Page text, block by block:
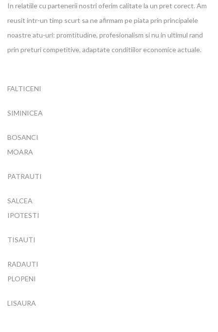
In relatiile cu partenerii nostri oferim calitate la un pret corect. Am
reusit intr-un timp scurt sa ne afirmam pe piata prin principalele
noastre atu-uri: promtitudine, profesionalism si nu in ultimul rand
prin preturi competitive, adaptate conditiilor economice actuale.
FALTICENI
SIMINICEA
BOSANCI
MOARA
PATRAUTI
SALCEA
IPOTESTI
TISAUTI
RADAUTI
PLOPENI
LISAURA